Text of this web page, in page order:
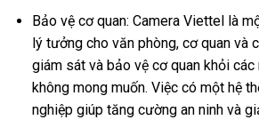
Bảo vệ cơ quan: Camera Viettel là
lý tưởng cho văn phòng, cơ quan và
giám sát và bảo vệ cơ quan khỏi
không mong muốn. Việc có một hệ
nghiệp giúp tăng cường an ninh và